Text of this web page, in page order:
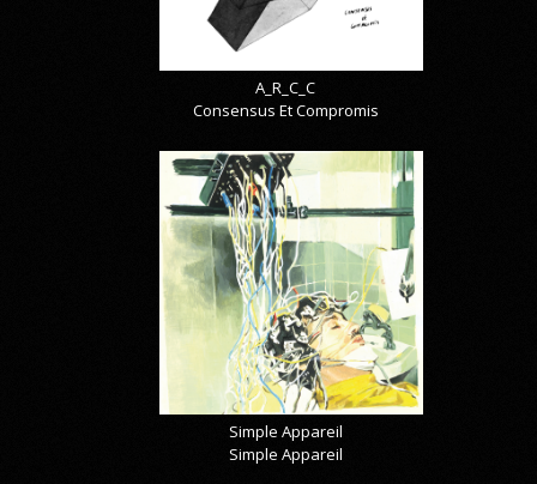
A_R_C_C
Consensus Et Compromis
Simple Appareil
Simple Appareil